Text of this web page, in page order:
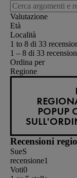
Valutazione
Età
Località
1 to 8 di 33
1 – 8 di 33
Ordina per
Regione
POPUP
Recensioni
SueS
recensione1
Voti0